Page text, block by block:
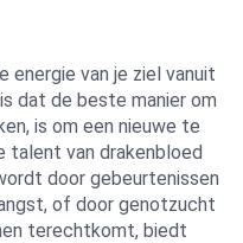
energie van je ziel vanuit
dat de beste manier om
is om een nieuwe te
talent van drakenbloed
door gebeurtenissen
of door genotzucht
terechtkomt, biedt